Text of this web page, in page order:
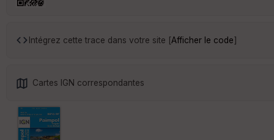
Intégrez cette trace dans votre site [Afficher le code]
Cartes IGN correspondantes